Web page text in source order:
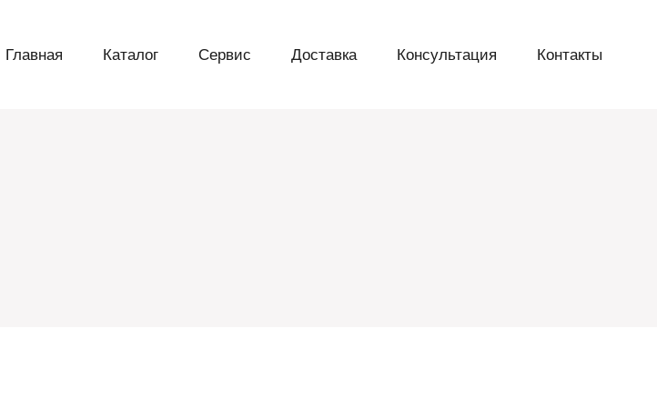
Главная Каталог Сервис Доставка Консультация Контакты